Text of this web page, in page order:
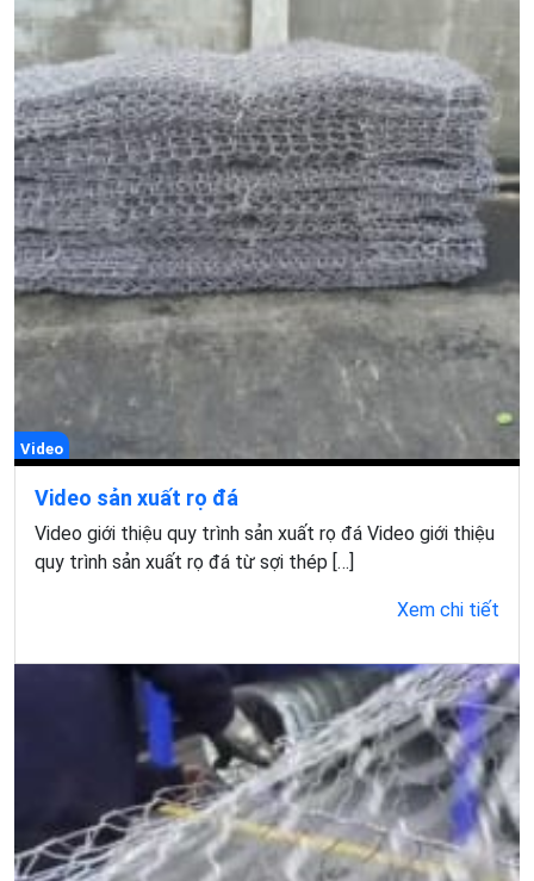
Video
Video sản xuất rọ đá
Video giới thiệu quy trình sản xuất rọ đá Video giới thiệu
quy trình sản xuất rọ đá từ sợi thép […]
Xem chi tiết